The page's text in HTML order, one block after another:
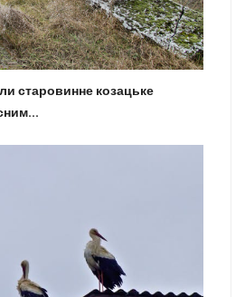
старовинне козацьке